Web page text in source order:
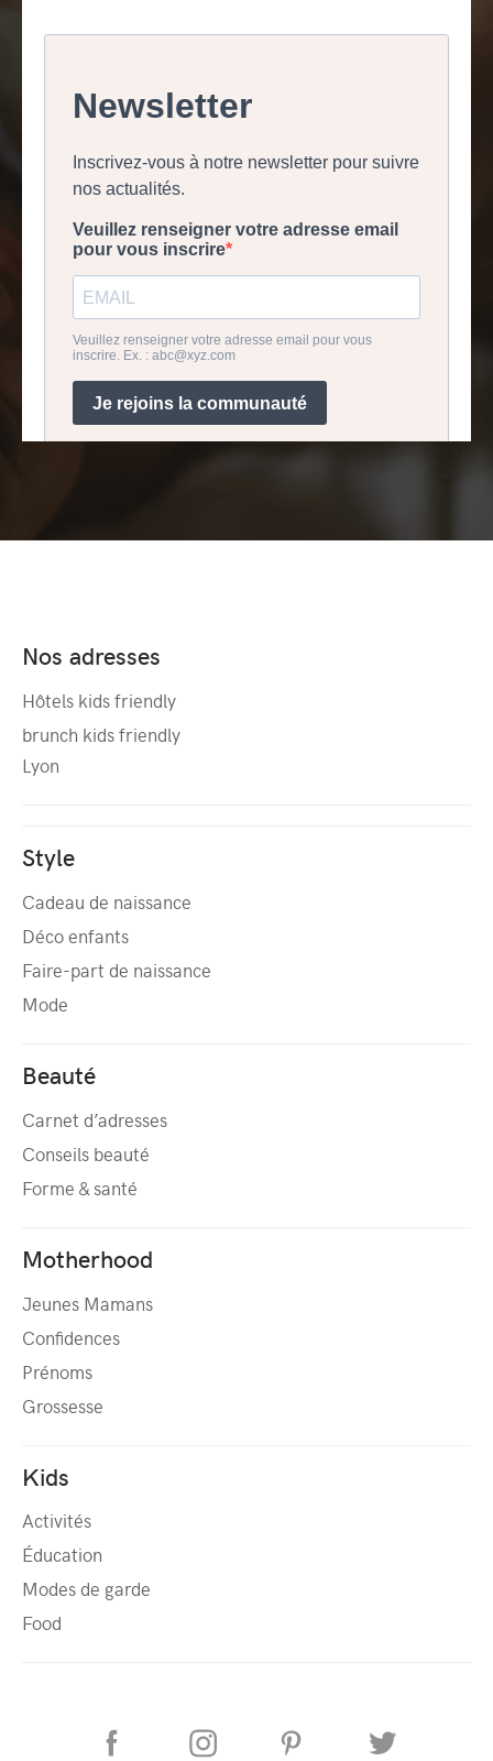
Nos adresses
Hôtels kids friendly
brunch kids friendly
Lyon
Style
Cadeau de naissance
Déco enfants
Faire-part de naissance
Mode
Beauté
Carnet d’adresses
Conseils beauté
Forme & santé
Motherhood
Jeunes Mamans
Confidences
Prénoms
Grossesse
Kids
Activités
Éducation
Modes de garde
Food